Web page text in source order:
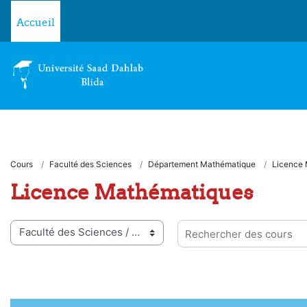
Accueil
Cours Faculté des Sciences Département Mathématique Licence
Licence Mathématiques
de cours
Rechercher des cours